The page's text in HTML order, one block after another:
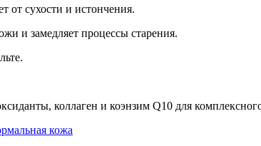
от сухости и истончения.
и замедляет процессы старения.
коллаген и коэнзим Q10 для
кожа